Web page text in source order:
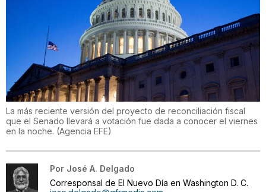
La más reciente versión del proyecto de reconciliación fiscal
que el Senado llevará a votación fue dada a conocer el viernes
en la noche. (Agencia EFE)
Por José A. Delgado
Corresponsal de El Nuevo Día en Washington D. C.